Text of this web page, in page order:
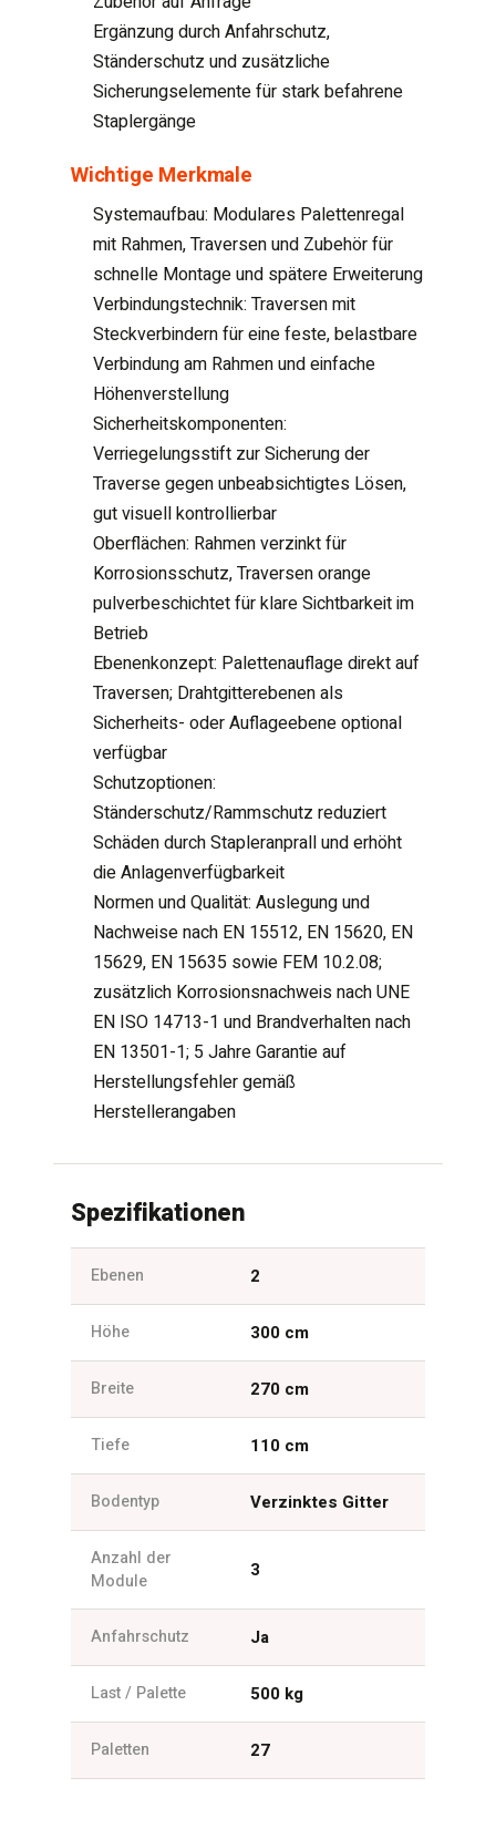
Ergänzung durch Anfahrschutz,
Ständerschutz und zusätzliche
Sicherungselemente für stark befahrene
Staplergänge
Wichtige Merkmale
Systemaufbau: Modulares Palettenregal
mit Rahmen, Traversen und Zubehör für
schnelle Montage und spätere Erweiterung
Verbindungstechnik: Traversen mit
Steckverbindern für eine feste, belastbare
Verbindung am Rahmen und einfache
Höhenverstellung
Sicherheitskomponenten:
Verriegelungsstift zur Sicherung der
Traverse gegen unbeabsichtigtes Lösen,
gut visuell kontrollierbar
Oberflächen: Rahmen verzinkt für
Korrosionsschutz, Traversen orange
pulverbeschichtet für klare Sichtbarkeit im
Betrieb
Ebenenkonzept: Palettenauflage direkt auf
Traversen; Drahtgitterebenen als
Sicherheits- oder Auflageebene optional
verfügbar
Schutzoptionen:
Ständerschutz/Rammschutz reduziert
Schäden durch Stapleranprall und erhöht
die Anlagenverfügbarkeit
Normen und Qualität: Auslegung und
Nachweise nach EN 15512, EN 15620, EN
15629, EN 15635 sowie FEM 10.2.08;
zusätzlich Korrosionsnachweis nach UNE
EN ISO 14713-1 und Brandverhalten nach
EN 13501-1; 5 Jahre Garantie auf
Herstellungsfehler gemäß
Herstellerangaben
Spezifikationen
Ebenen 2
Höhe 300 cm
Breite 270 cm
Tiefe 110 cm
Bodentyp Verzinktes Gitter
Anzahl der
Module
3
Anfahrschutz Ja
Last / Palette 500 kg
Paletten 27